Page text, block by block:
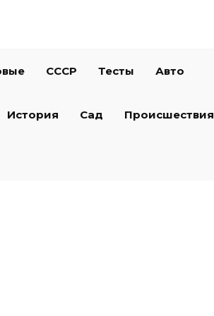
СССР Тесты Авто
История Сад Происшествия